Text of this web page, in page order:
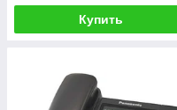
Купить